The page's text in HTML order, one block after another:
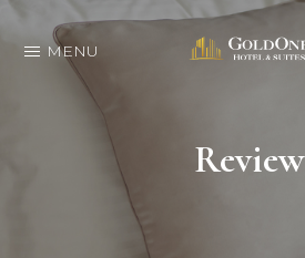
MENU
Review